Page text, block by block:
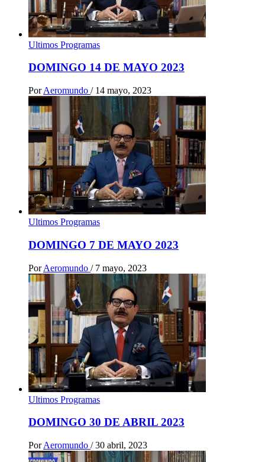
Ultimos Programas
DOMINGO 14 DE MAYO 2023
Por Aeromundo / 14 mayo, 2023
Ultimos Programas
DOMINGO 7 DE MAYO 2023
Por Aeromundo / 7 mayo, 2023
Ultimos Programas
DOMINGO 30 DE ABRIL 2023
Por Aeromundo / 30 abril, 2023